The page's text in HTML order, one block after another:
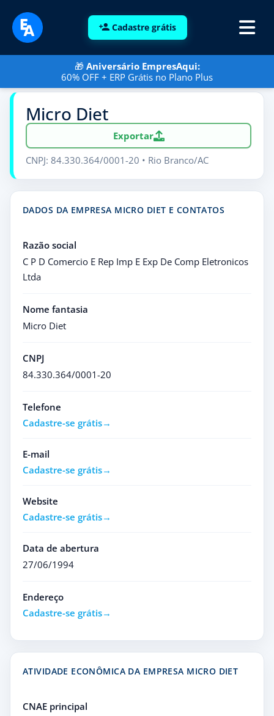
Cadastre grátis
🎁 Aniversário EmpresAqui:
60% OFF + ERP Grátis no Plano Plus
Micro Diet
Exportar
CNPJ: 84.330.364/0001-20 • Rio Branco/AC
DADOS DA EMPRESA MICRO DIET E CONTATOS
Razão social
C P D Comercio E Rep Imp E Exp De Comp Eletronicos
Ltda
Nome fantasia
Micro Diet
CNPJ
84.330.364/0001-20
Telefone
Cadastre-se grátis
E-mail
Cadastre-se grátis
Website
Cadastre-se grátis
Data de abertura
27/06/1994
Endereço
Cadastre-se grátis
ATIVIDADE ECONÔMICA DA EMPRESA MICRO DIET
CNAE principal